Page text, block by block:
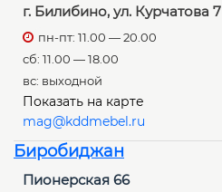
г. Билибино, ул. Курчатова 7
пн-пт: 11.00 — 20.00
сб: 11.00 — 18.00
вс: выходной
Показать на карте
mag@kddmebel.ru
Биробиджан
Пионерская 66